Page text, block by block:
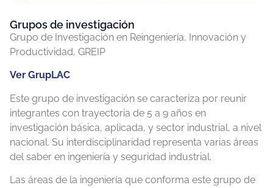
Grupos de investigación
Grupo de Investigación en Reingeniería, Innovación y
Productividad, GREIP
Ver GrupLAC
Este grupo de investigación se caracteriza por reunir
integrantes con trayectoria de 5 a 9 años en
investigación básica, aplicada, y sector industrial, a nivel
nacional. Su interdisciplinaridad representa varias áreas
del saber en ingeniería y seguridad industrial.
Las áreas de la ingeniería que conforma este grupo de